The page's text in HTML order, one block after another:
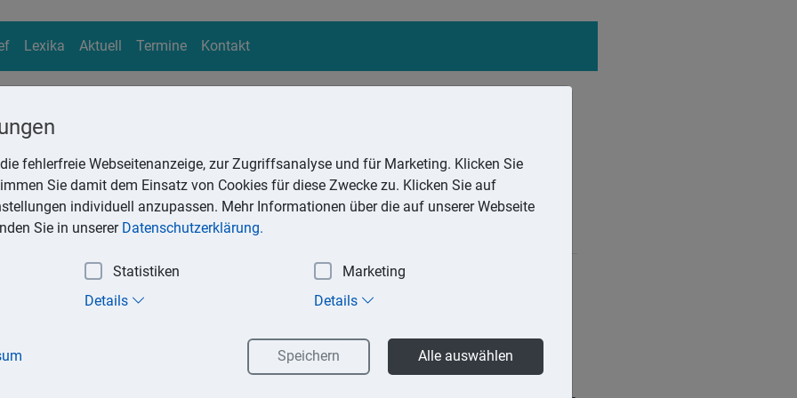
Lexika Aktuell Termine Kontakt
Suchen
einer sogenannten Nichtveranlagungsbescheinigung (NV-Bescheinigung) die
Sparer-Pauschbetrag von der Abgeltungssteuer auf Kapitalerträge befreien zu lassen.
ist, dass Ihr Einkommen inklusive Kapitalerträge den Grundfreibetrag nicht
fehlerfreie Webseitenanzeige, zur Zugriffsanalyse und für Marketing. Klicken Sie
Sie damit dem Einsatz von Cookies für diese Zwecke zu. Klicken Sie auf
individuell anzupassen. Mehr Informationen über die auf unserer Webseite
Sie in unserer Datenschutzerklärung.
Statistiken
Marketing
Details Details
Speichern Alle auswählen